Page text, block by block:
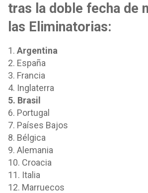
tras la doble fecha de
las Eliminatorias:
1. Argentina
2. España
3. Francia
4. Inglaterra
5. Brasil
6. Portugal
7. Países Bajos
8. Bélgica
9. Alemania
10. Croacia
11. Italia
12. Marruecos